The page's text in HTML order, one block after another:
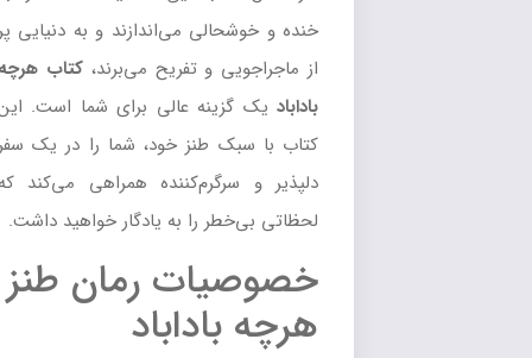
خنده و خوشحالی می‌اندازند و به دنیایی پر
از ماجراجویی و تفریح می‌برند،کتاب هرچه
یک گزینه عالی برای شما است. این
کتاب با سبک طنز خود، شما را در یک سفر
دلپذیر و سرگرم‌کننده همراهی می‌کند که
لحظاتی بی‌خطر را به یادگار خواهید داشت.
خصوصیات رمان طنز
هرچه باداباد